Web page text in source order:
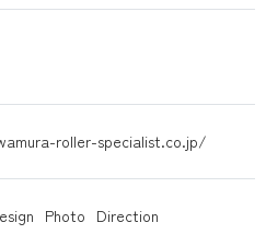
roller-specialist.co.jp/
Photo Direction